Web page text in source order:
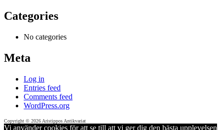
Categories
No categories
Meta
Log in
Entries feed
Comments feed
WordPress.org
Copyright © 2026 Aristippos Antikvariat
Vi använder cookies för att se till att vi ger dig den bästa upplevelsen